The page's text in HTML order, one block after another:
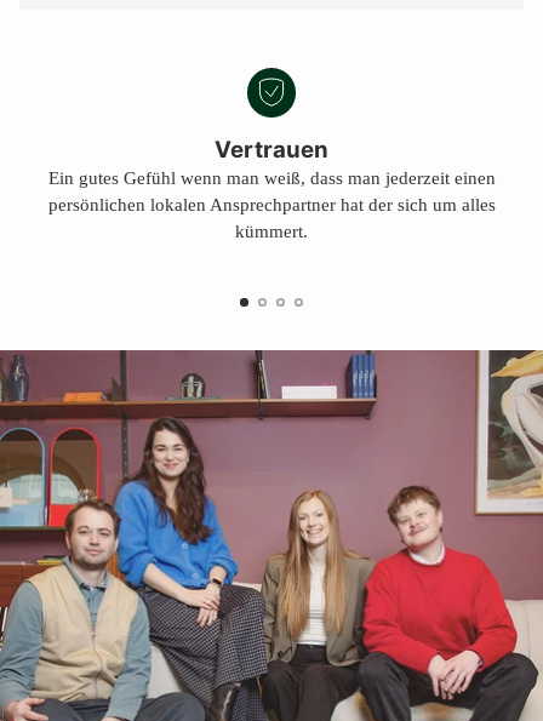
Vertrauen
Ein gutes Gefühl wenn man weiß, dass man jederzeit einen
persönlichen lokalen Ansprechpartner hat der sich um alles
kümmert.